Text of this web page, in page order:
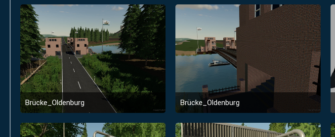
Brücke_Oldenburg
24. August 2019 um 16:24
Brücke_Oldenburg
24. August 2019 um 16:23